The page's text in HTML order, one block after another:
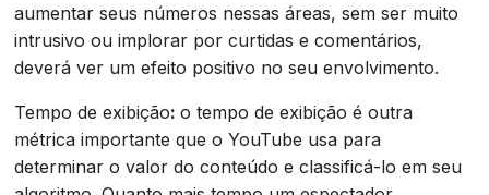
aumentar seus números nessas áreas, sem ser muito
intrusivo ou implorar por curtidas e comentários,
deverá ver um efeito positivo no seu envolvimento.
‍Tempo de exibição:o tempo de exibição é outra
métrica importante que o YouTube usa para
determinar o valor do conteúdo e classificá-lo em seu